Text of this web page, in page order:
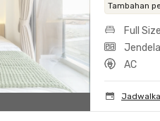
Tambahan
Full
AC